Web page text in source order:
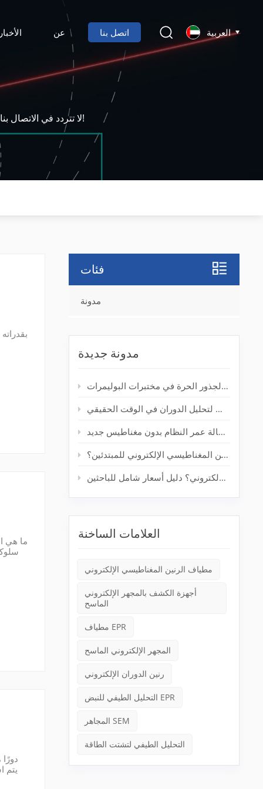
عن اتصل بنا العربية
لا تتردد في الاتصال بنا للحصول على مزيد من المعلومات أو طلب عرض أسعار أو حجز عرض توضيحي عبر الإنترنت!
ما هي
فئات
مدونة
مدونة جديدة
كيف يُحسّن جهاز الرنين المغناطيسي الإلكتروني المكتبي من اكتشاف الجذور الحرة في مختبرات البوليمرات
من المختبر إلى النتيجة: جهاز الرنين المغناطيسي الإلكتروني المكتبي لتحليل الدوران في الوقت الحقيقي
تحديث مطياف الرنين المغناطيسي الإلكتروني القديم: إطالة عمر النظام بدون مغناطيس جديد
كم تبلغ تكلفة جهاز مطياف الرنين المغناطيسي الإلكتروني للمبتدئين؟
كم تبلغ تكلفة مطياف الرنين المغناطيسي الإلكتروني؟ دليل أسعار شامل للباحثين
العلامات الساخنة
مطياف الرنين المغناطيسي الإلكتروني
أجهزة الكشف بالمجهر الإلكتروني
الماسح
مطياف EPR
المجهر الإلكتروني الماسح
رنين الدوران الإلكتروني
التحليل الطيفي للنبض EPR
المجاهر SEM
التحليل الطيفي لتشتت الطاقة